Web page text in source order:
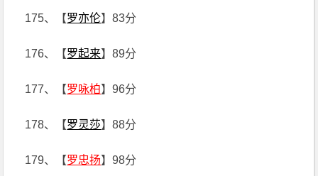
175、【罗亦伦】83分
176、【罗起来】89分
177、【罗咏柏】96分
178、【罗灵莎】88分
179、【罗忠扬】98分